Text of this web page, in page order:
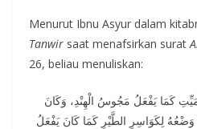
Menurut Ibnu Asyur dalam
Tanwir saat menafsirkan surat
26, beliau menuliskan:
كَمَا يَفْعَلُ مَجُوسُ الْهِنْدِ، وَكَانَ
وَضْعُهُ لِكَوَاسِرِ الطَّيْرِ كَمَا كَانَ يَفْعَلُ